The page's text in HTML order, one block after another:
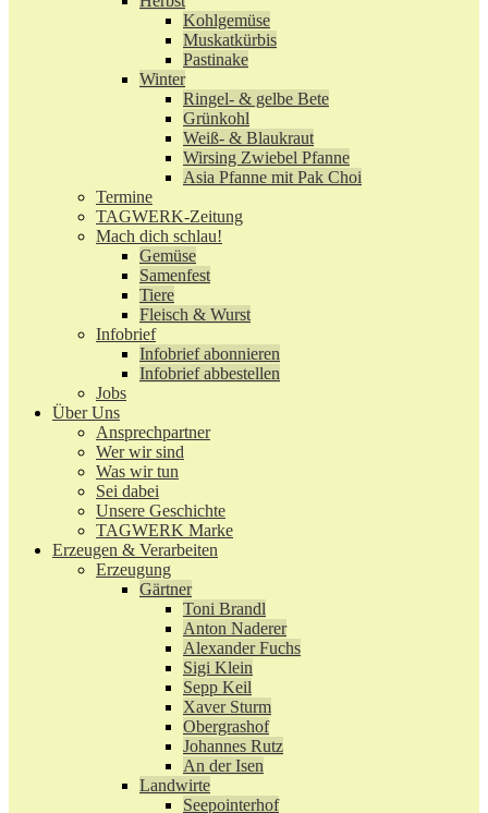
Kohlgemüse
Muskatkürbis
Pastinake
Winter
Ringel- & gelbe Bete
Grünkohl
Weiß- & Blaukraut
Wirsing Zwiebel Pfanne
Asia Pfanne mit Pak Choi
Termine
TAGWERK-Zeitung
Mach dich schlau!
Gemüse
Samenfest
Tiere
Fleisch & Wurst
Infobrief
Infobrief abonnieren
Infobrief abbestellen
Jobs
Über Uns
Ansprechpartner
Wer wir sind
Was wir tun
Sei dabei
Unsere Geschichte
TAGWERK Marke
Erzeugen & Verarbeiten
Erzeugung
Gärtner
Toni Brandl
Anton Naderer
Alexander Fuchs
Sigi Klein
Sepp Keil
Xaver Sturm
Obergrashof
Johannes Rutz
An der Isen
Landwirte
Seepointerhof